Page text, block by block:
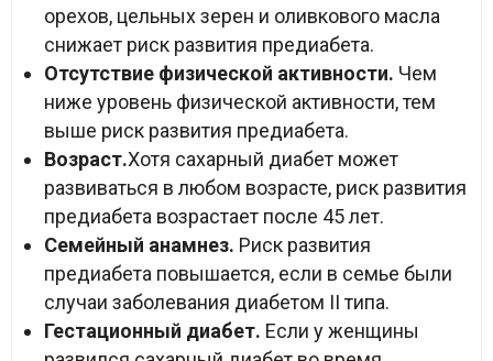
орехов, цельных зерен и оливкового масла
снижает риск развития предиабета.
Отсутствие физической активности. Чем
ниже уровень физической активности, тем
выше риск развития предиабета.
Возраст.Хотя сахарный диабет может
развиваться в любом возрасте, риск развития
предиабета возрастает после 45 лет.
Семейный анамнез. Риск развития
предиабета повышается, если в семье были
случаи заболевания диабетом II типа.
Гестационный диабет. Если у женщины